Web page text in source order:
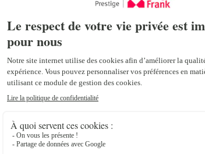
Wealth Report…...
Lire la suite